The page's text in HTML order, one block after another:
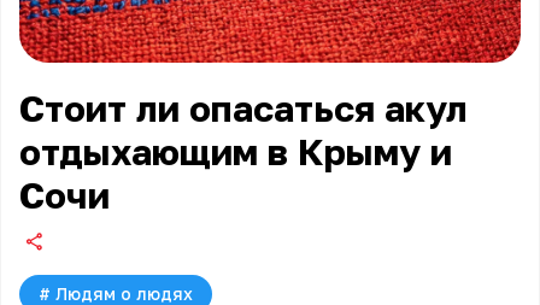
Стоит ли опасаться акул
отдыхающим в Крыму и
Сочи
# Людям о людях